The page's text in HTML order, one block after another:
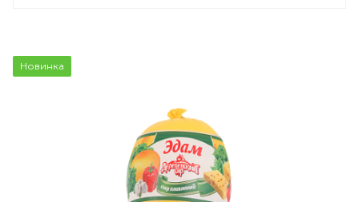
Новинка